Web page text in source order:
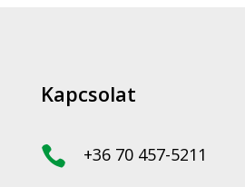
Kapcsolat
 +36 70 457-5211